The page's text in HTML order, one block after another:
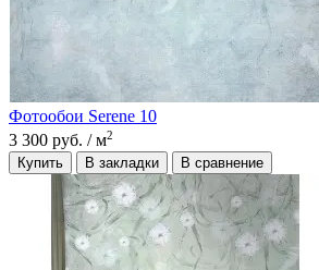
Фотообои Serene 10
3 300 руб. / м2
Купить В закладки В сравнение